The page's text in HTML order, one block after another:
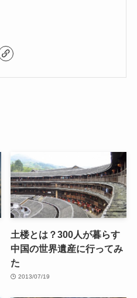
土楼とは？300人が暮らす
中国の世界遺産に行ってみ
た
2013/07/19